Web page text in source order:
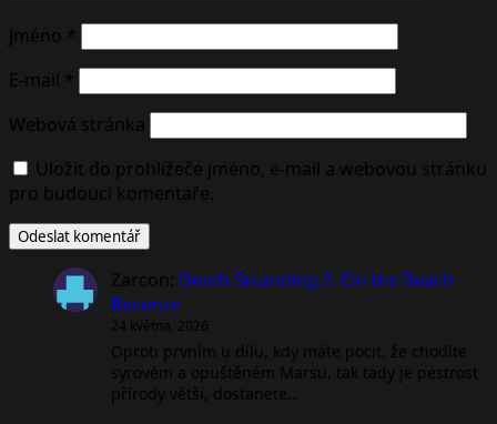
Jméno *
E-mail *
Webová stránka
Uložit do prohlížeče jméno, e-mail a webovou stránku
pro budoucí komentáře.
Zarcon: Death Stranding 2: On the Beach –
Recenze
24 května, 2026
Oproti prvním u dílu, kdy máte pocit, že chodíte
syrovém a opuštěném Marsu, tak tady je pestrost
přírody větší, dostanete…